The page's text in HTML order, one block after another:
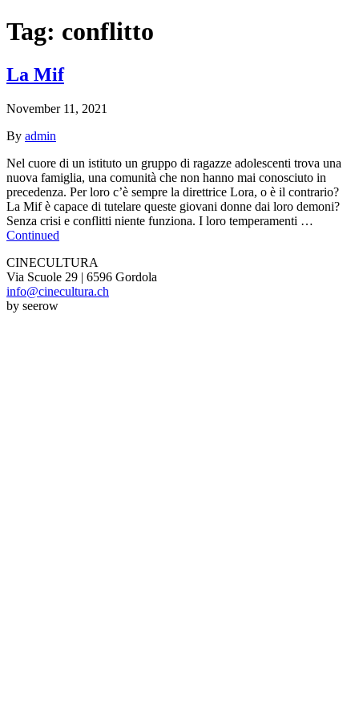
Tag: conflitto
La Mif
November 11, 2021
By admin
Nel cuore di un istituto un gruppo di ragazze adolescenti trova una
nuova famiglia, una comunità che non hanno mai conosciuto in
precedenza. Per loro c’è sempre la direttrice Lora, o è il contrario?
La Mif è capace di tutelare queste giovani donne dai loro demoni?
Senza crisi e conflitti niente funziona. I loro temperamenti …
Continued
CINECULTURA
Via Scuole 29 | 6596 Gordola
info@cinecultura.ch
by seerow